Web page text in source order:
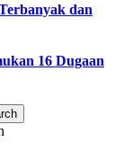
dan
16 Dugaan